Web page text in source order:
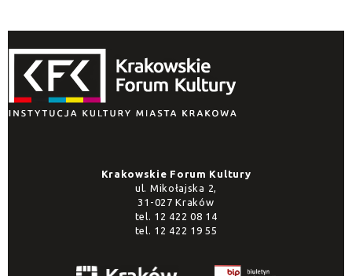
Krakowskie Forum Kultury
ul. Mikołajska 2,
31-027 Kraków
tel. 12 422 08 14
tel. 12 422 19 55